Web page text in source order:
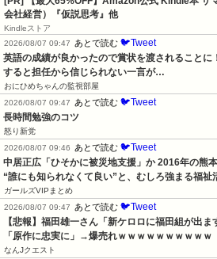
会社経営）『仮説思考』他
Kindleストア
2026/08/07 09:47
あとで読む 🐦Tweet
英語の成績が良かったので賞状を渡されることに
すると担任から信じられない一言が…
おにひめちゃんの監視部屋
2026/08/07 09:47
あとで読む 🐦Tweet
長時間勉強のコツ
怒り新党
2026/08/07 09:46
あとで読む 🐦Tweet
中居正広「ひそかに被災地支援」か 2016年の熊
“誰にも知られなくて良い”と、むしろ強まる福祉
ガールズVIPまとめ
2026/08/07 09:47
あとで読む 🐦Tweet
【悲報】福田雄一さん「新ケロロに福田組が出
「原作に忠実に」→爆売れｗｗｗｗｗｗｗｗｗｗ
なんJクエスト